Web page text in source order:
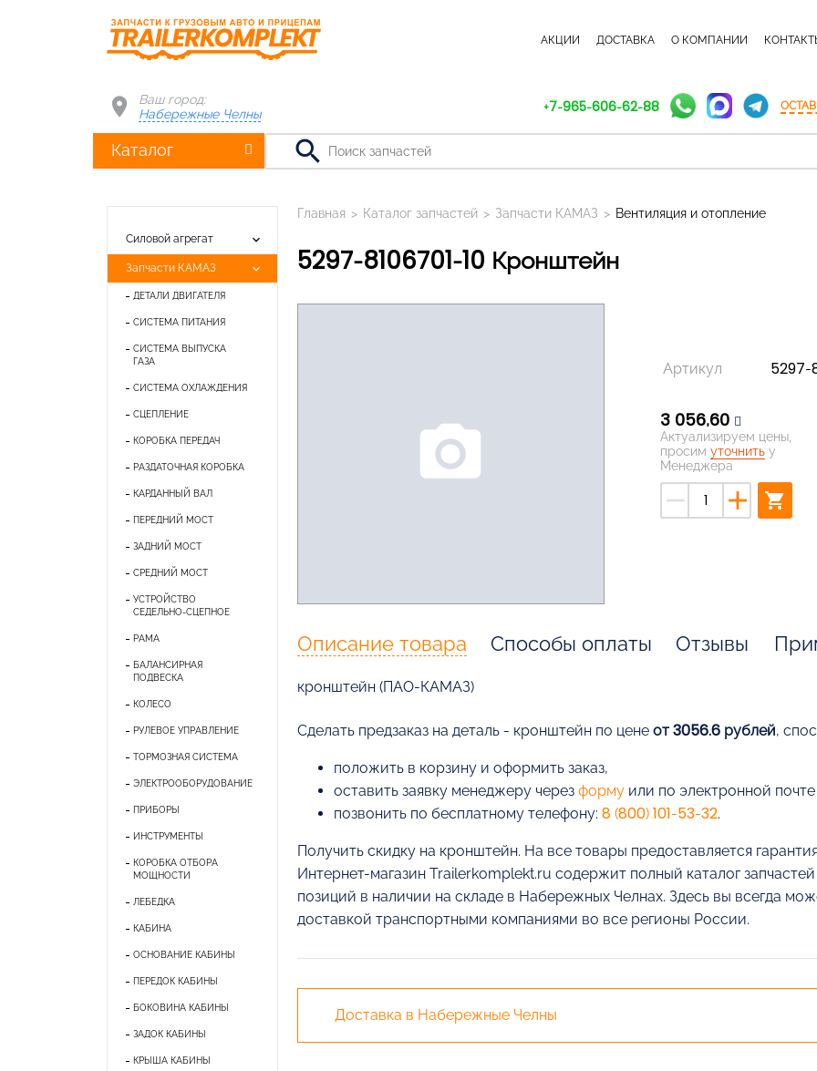
АКЦИИ ДОСТАВКА О КОМПАНИИ
Ваш город:
Набережные Челны
+7-965-606-62-88
Каталог search
Силовой агрегат keyboard_arrow_down
Запчасти КАМАЗ keyboard_arrow_down
ДЕТАЛИ ДВИГАТЕЛЯ
СИСТЕМА ПИТАНИЯ
СИСТЕМА ВЫПУСКА
ГАЗА
СИСТЕМА ОХЛАЖДЕНИЯ
СЦЕПЛЕНИЕ
КОРОБКА ПЕРЕДАЧ
РАЗДАТОЧНАЯ КОРОБКА
КАРДАННЫЙ ВАЛ
ПЕРЕДНИЙ МОСТ
ЗАДНИЙ МОСТ
СРЕДНИЙ МОСТ
УСТРОЙСТВО
СЕДЕЛЬНО-СЦЕПНОЕ
РАМА
БАЛАНСИРНАЯ
ПОДВЕСКА
КОЛЕСО
РУЛЕВОЕ УПРАВЛЕНИЕ
ТОРМОЗНАЯ СИСТЕМА
ЭЛЕКТРООБОРУДОВАНИЕ
ПРИБОРЫ
ИНСТРУМЕНТЫ
КОРОБКА ОТБОРА
МОЩНОСТИ
ЛЕБЕДКА
КАБИНА
ОСНОВАНИЕ КАБИНЫ
ПЕРЕДОК КАБИНЫ
БОКОВИНА КАБИНЫ
ЗАДОК КАБИНЫ
КРЫША КАБИНЫ
Главная > Каталог запчастей > Запчасти КАМАЗ > Вентиляция и отопление
5297-8106701-10 Кронштейн
photo_camera
Артикул 5297-
3 056,60
Актуализируем цены,
просим уточнитьу
Менеджера
remove add shopping_cart
Описание товара Способы оплаты Отзывы
кронштейн (ПАО-КАМАЗ)
Cделать предзаказ на деталь - кронштейн по цене от 3056.6 рублей,
положить в корзину и оформить заказ,
оставить заявку менеджеру через формуили по электронной почте
позвонить по бесплатному телефону: 8 (800) 101-53-32.
Получить скидку на кронштейн. На все товары предоставляется
Интернет-магазин Trailerkomplekt.ru содержит полный каталог
позиций в наличии на складе в Набережных Челнах. Здесь вы всегда
доставкой транспортными компаниями во все регионы России.
Доставка в Набережные Челны